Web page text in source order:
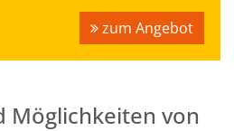
zum Angebot
Möglichkeiten von